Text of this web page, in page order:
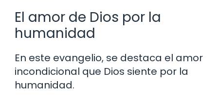
El amor de Dios por la
humanidad
En este evangelio, se destaca el amor
incondicional que Dios siente por la
humanidad.